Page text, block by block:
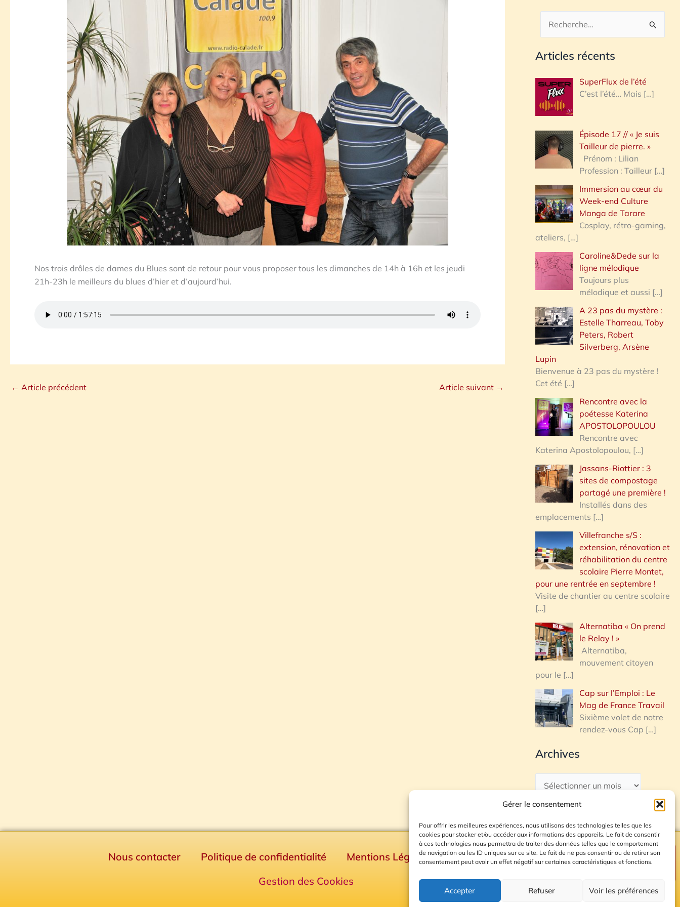
Gérer le consentement
Pour offrir les meilleures expériences, nous utilisons des technologies telles que les
cookies pour stocker et/ou accéder aux informations des appareils. Le fait de consentir
à ces technologies nous permettra de traiter des données telles que le comportement
de navigation ou les ID uniques sur ce site. Le fait de ne pas consentir ou de retirer son
consentement peut avoir un effet négatif sur certaines caractéristiques et fonctions.
Accepter Refuser Voir les préférences
Nos trois drôles de dames du Blues sont de retour pour vous proposer tous les dimanches de 14h à 16h et les jeudi
21h-23h le meilleurs du blues d’hier et d’aujourd’hui.
← Article précédent Article suivant →
c
h
r
h
e
:
Articles récents
SuperFlux de l’été
C’est l’été… Mais […]
Épisode 17 // « Je suis
Tailleur de pierre. »
Prénom : Lilian
Profession : Tailleur […]
Immersion au cœur du
Week-end Culture
Manga de Tarare
Cosplay, rétro-gaming,
ateliers, […]
Caroline&Dede sur la
ligne mélodique
Toujours plus
mélodique et aussi […]
A 23 pas du mystère :
Estelle Tharreau, Toby
Peters, Robert
Silverberg, Arsène
Lupin
Bienvenue à 23 pas du mystère !
Cet été […]
Rencontre avec la
poétesse Katerina
APOSTOLOPOULOU
Rencontre avec
Katerina Apostolopoulou, […]
Jassans-Riottier : 3
sites de compostage
partagé une première !
Installés dans des
emplacements […]
Villefranche s/S :
extension, rénovation et
réhabilitation du centre
scolaire Pierre Montet,
pour une rentrée en septembre !
Visite de chantier au centre scolaire
[…]
Alternatiba « On prend
le Relay ! »
Alternatiba,
mouvement citoyen
pour le […]
Cap sur l’Emploi : Le
Mag de France Travail
Sixième volet de notre
rendez-vous Cap […]
Archives
Nous contacter Politique de confidentialité Mentions Légales
Plan du site
Gestion des Cookies